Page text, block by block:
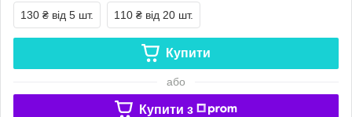
130 ₴ від 5 шт. 110 ₴ від 20 шт.
Купити
або
Купити з